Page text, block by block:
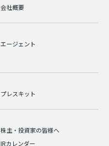
会社概要
エージェント
プレスキット
株主・投資家の皆様へ
IRカレンダー